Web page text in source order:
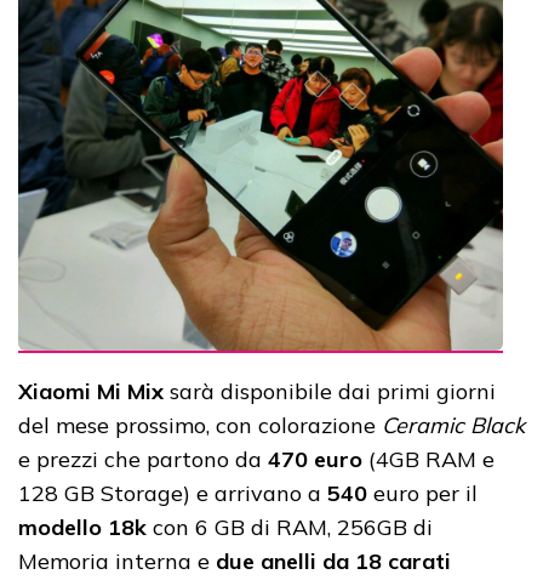
Xiaomi Mi Mix sarà disponibile dai primi giorni
del mese prossimo, con colorazione Ceramic Black
e prezzi che partono da 470 euro (4GB RAM e
128 GB Storage) e arrivano a 540 euro per il
modello 18k con 6 GB di RAM, 256GB di
Memoria interna e due anelli da 18 carati